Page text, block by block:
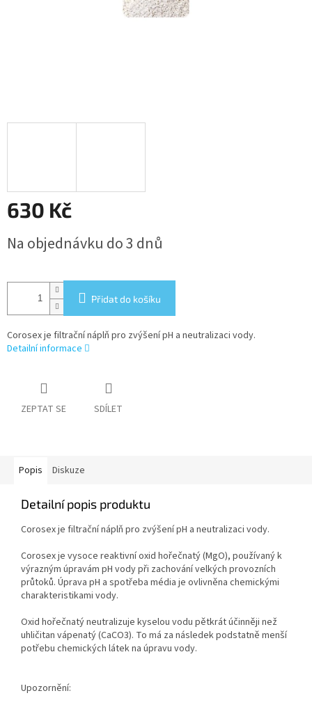
630 Kč
cena:
Na objednávku do 3 dnů
Přidat do košíku
Corosex je filtrační náplň pro zvýšení pH a neutralizaci vody.
Detailní informace
ZEPTAT SE SDÍLET
Popis Diskuze
Detailní popis produktu
Corosex je filtrační náplň pro zvýšení pH a neutralizaci vody.
Corosex je vysoce reaktivní oxid hořečnatý (MgO), používaný k
výrazným úpravám pH vody při zachování velkých provozních
průtoků. Úprava pH a spotřeba média je ovlivněna chemickými
charakteristikami vody.
Oxid hořečnatý neutralizuje kyselou vodu pětkrát účinněji než
uhličitan vápenatý (CaCO3). To má za následek podstatně menší
potřebu chemických látek na úpravu vody.
Upozornění: